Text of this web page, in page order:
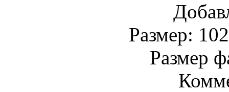
Размер:
Размер